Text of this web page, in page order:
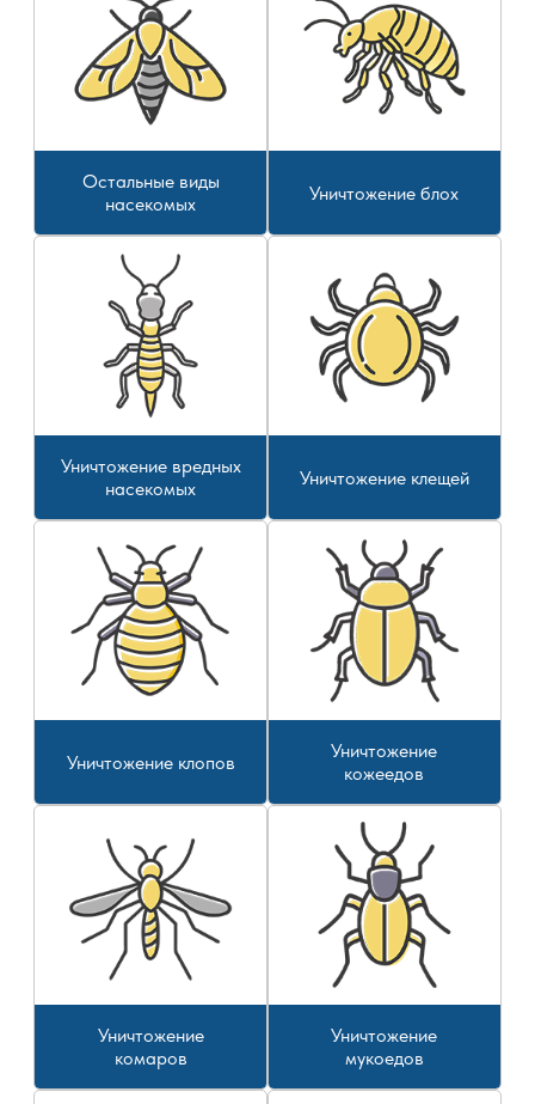
Остальные виды
насекомых
Уничтожение блох
Уничтожение вредных
насекомых
Уничтожение клещей
Уничтожение клопов
Уничтожение
кожеедов
Уничтожение
комаров
Уничтожение
мукоедов